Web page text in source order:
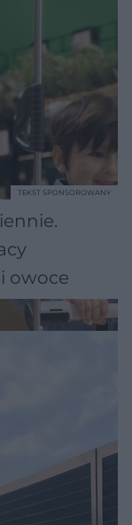
owoce
TEKST SPONSOROWANY